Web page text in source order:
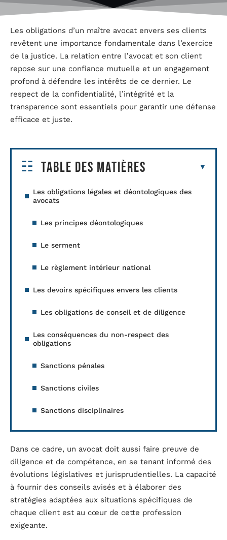
Les obligations d’un maître avocat envers ses clients
revêtent une importance fondamentale dans l’exercice
de la justice. La relation entre l’avocat et son client
repose sur une confiance mutuelle et un engagement
profond à défendre les intérêts de ce dernier. Le
respect de la confidentialité, l’intégrité et la
transparence sont essentiels pour garantir une défense
efficace et juste.
Table des matières
Les obligations légales et déontologiques des
avocats
Les principes déontologiques
Le serment
Le règlement intérieur national
Les devoirs spécifiques envers les clients
Les obligations de conseil et de diligence
Les conséquences du non-respect des
obligations
Sanctions pénales
Sanctions civiles
Sanctions disciplinaires
Dans ce cadre, un avocat doit aussi faire preuve de
diligence et de compétence, en se tenant informé des
évolutions législatives et jurisprudentielles. La capacité
à fournir des conseils avisés et à élaborer des
stratégies adaptées aux situations spécifiques de
chaque client est au cœur de cette profession
exigeante.